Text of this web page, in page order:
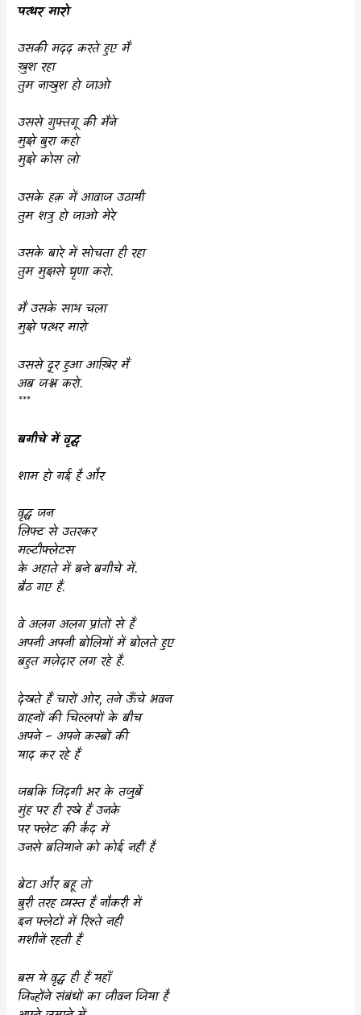
पत्थर मारो
उसकी मदद करते हुए मैं
ख़ुश रहा
तुम नाखुश हो जाओ
उससे गुफ्तगू की मैंने
मुझे बुरा कहो
मुझे कोस लो
उसके हक़ में आवाज उठायी
तुम शत्रु हो जाओ मेरे
उसके बारे में सोचता ही रहा
तुम मुझसे घृणा करो.
मैं उसके साथ चला
मुझे पत्थर मारो
उससे दूर हुआ आख़िर मैं
अब जश्न करो.
***
बगीचे में वृद्ध
शाम हो गई है और
वृद्ध जन
लिफ्ट से उतरकर
मल्टीफ्लेटस
के अहाते में बने बगीचे में.
बैठ गए हैं.
वे अलग अलग प्रांतों से हैं
अपनी अपनी बोलियों में बोलते हुए
बहुत मज़ेदार लग रहे हैं.
देखते हैं चारों ओर,तने ऊँचे भवन
वाहनों की चिल्लपों के बीच
अपने – अपने कस्बों की
याद कर रहे हैं
जबकि जिंदगी भर के तजु़र्बे
मुंह पर ही रखे हैं उनके
पर फ्लेट की कैद में
उनसे बतियाने को कोई नहीं है
बेटा और बहू तो
बुरी तरह व्यस्त हैं नौकरी में
इन फ्लेटों में रिश्ते नहीं
मशीनें रहती हैं
बस ये वृद्ध ही हैं यहाँ
जिन्होंने संबंधों का जीवन जिया है